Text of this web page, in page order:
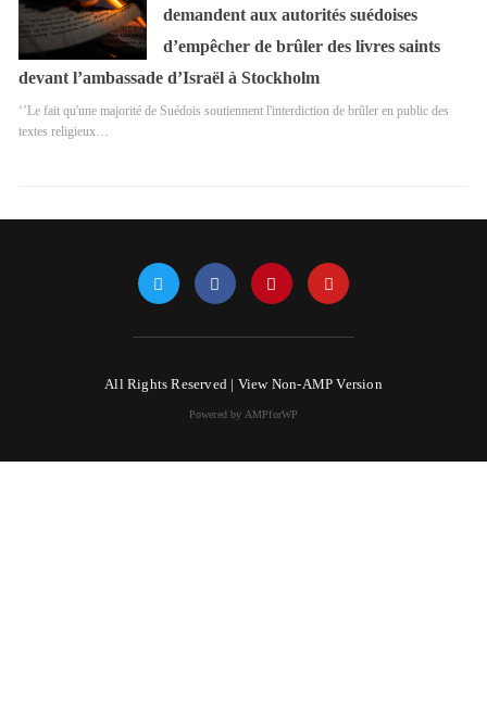
demandent aux autorités suédoises
d’empêcher de brûler des livres saints
devant l’ambassade d’Israël à Stockholm
‘’Le fait qu'une majorité de Suédois soutiennent l'interdiction de brûler en public des
textes religieux…
All Rights Reserved | View Non-AMP Version
Powered by AMPforWP